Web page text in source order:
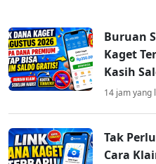
Buruan
Kaget
Kasih
14 jam yang
Tak
Cara